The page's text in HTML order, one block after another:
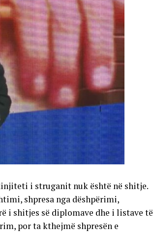
i struganit nuk është në shitje.
shpresa nga dëshpërimi,
i shitjes së diplomave dhe i listave të
por ta kthejmë shpresën e